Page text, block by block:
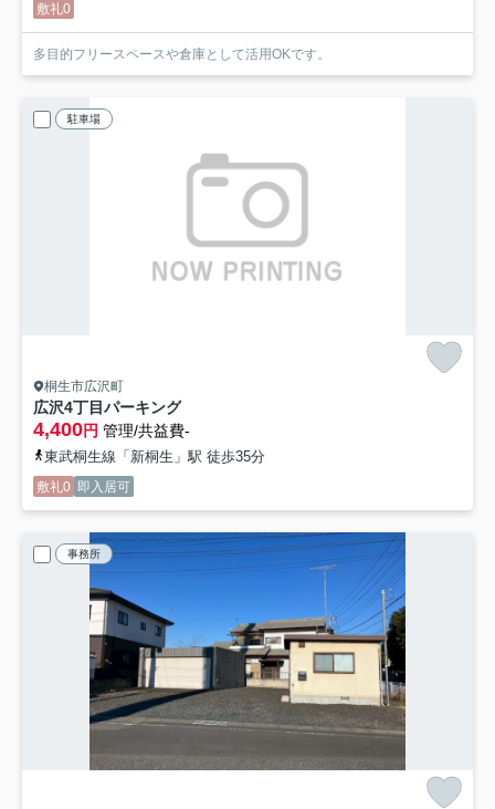
敷礼0
多目的フリースペースや倉庫として活用OKです。
駐車場
桐生市広沢町
広沢4丁目パーキング
4,400円 管理/共益費-
東武桐生線「新桐生」駅 徒歩35分
敷礼0 即入居可
事務所